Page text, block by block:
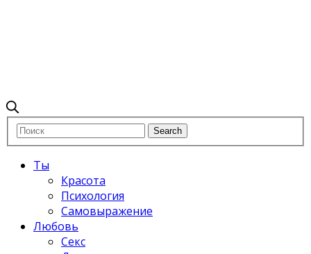
Ты
Красота
Психология
Самовыражение
Любовь
Секс